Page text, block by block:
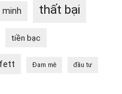
minh thất bại
tiền bạc
Đam mê đầu tư